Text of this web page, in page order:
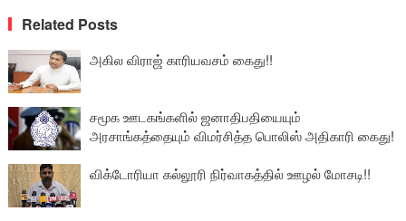
Related Posts
அகில விராஜ் காரியவசம் கைது!!
சமூக ஊடகங்களில் ஜனாதிபதியையும்
அரசாங்கத்தையும் விமர்சித்த பொலிஸ் அதிகாரி கைது!
விக்டோரியா கல்லூரி நிர்வாகத்தில் ஊழல் மோசடி!!